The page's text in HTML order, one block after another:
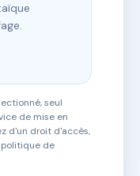
seul
de mise en
d'un droit d'accès,
de